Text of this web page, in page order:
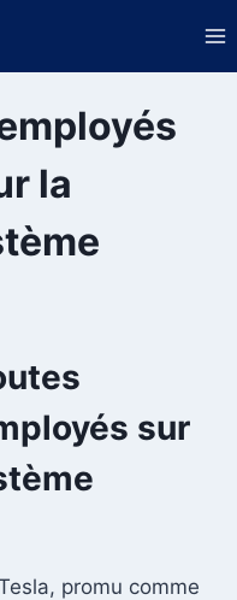
la
sur
promu comme